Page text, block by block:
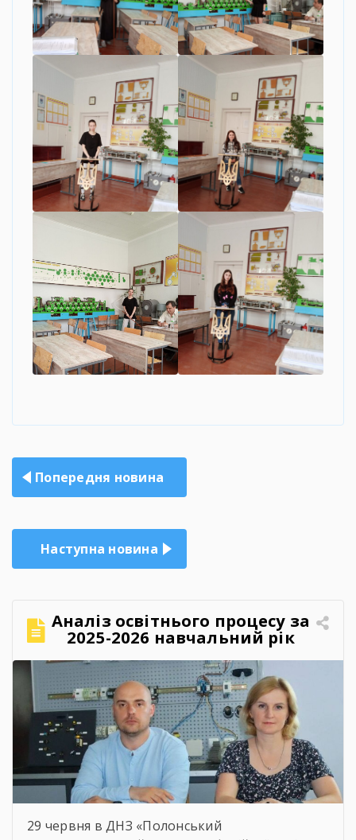
Навігація
записів
Попередня новина
Наступна новина
Аналіз освітнього процесу за
2025-2026 навчальний рік
29 червня в ДНЗ «Полонський